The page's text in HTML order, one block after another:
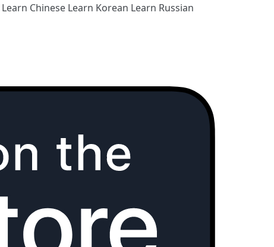
Learn Chinese Learn Korean Learn Russian